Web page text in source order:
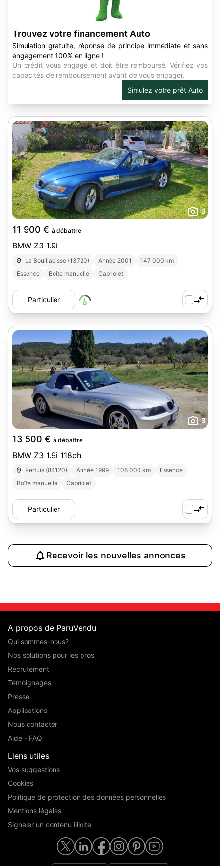
Trouvez votre financement Auto
Simulation gratuite, réponse de principe immédiate et sans
engagement 100% en ligne !
Un crédit vous engage et doit être remboursé. Vérifiez vos
capacités de remboursement avant de vous engager.
Simulez votre prêt Auto
3
11 900 € à débattre
BMW Z3 1.9i
La Bouilladisse (13720) Année 2001
147 000 km
Essence
Boîte manuelle Cabriolet
Particulier
3
13 500 € à débattre
BMW Z3 1.9i 118ch
Pertuis (84120) Année 1999 108 000 km
Essence
Boîte manuelle
Cabriolet
Particulier
Recevoir les nouvelles annonces
A propos de ParuVendu
Qui sommes-nous?
Nos solutions pour les pros
Recrutement
Témoignages
Presse
Applications
Nous contacter
Aide - FAQ
Liens utiles
Vos suggestions
Cookies
Politique de protection des données personnelles
Mentions légales
Signaler un contenu illicite